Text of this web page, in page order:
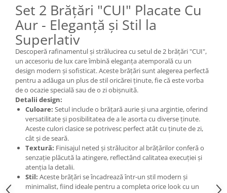
Set 2 Brățări "CUI" Placate Cu
Aur - Eleganță și Stil la
Superlativ
Descoperă rafinamentul și strălucirea cu setul de 2 brățări "CUI",
un accesoriu de lux care îmbină eleganța atemporală cu un
design modern și sofisticat. Aceste brățări sunt alegerea perfectă
pentru a adăuga un plus de stil oricărei ținute, fie că este vorba
de o ocazie specială sau de o zi obișnuită.
Detalii design:
Culoare: Setul include o brățară aurie și una argintie, oferind
versatilitate și posibilitatea de a le asorta cu diverse ținute.
Aceste culori clasice se potrivesc perfect atât cu ținute de zi,
cât și de seară.
Textură: Finisajul neted și strălucitor al brățărilor conferă o
senzație plăcută la atingere, reflectând calitatea execuției și
atenția la detalii.
Stil: Aceste brățări se încadrează într-un stil modern și
minimalist, fiind ideale pentru a completa orice look cu un